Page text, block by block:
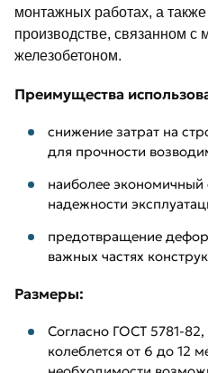
монтажных работах, а
производстве, связанном с
железобетоном.
Преимущества
снижение затрат на
для прочности
наиболее экономичный
надежности
предотвращение
важных частях
Размеры:
Согласно ГОСТ 5781-
колеблется от 6 до 12